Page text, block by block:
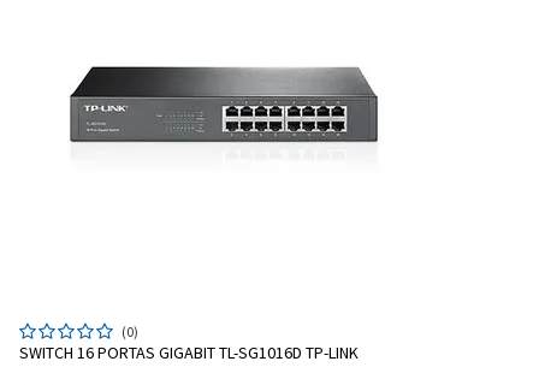
(0)
SWITCH 16 PORTAS GIGABIT TL-SG1016D TP-LINK